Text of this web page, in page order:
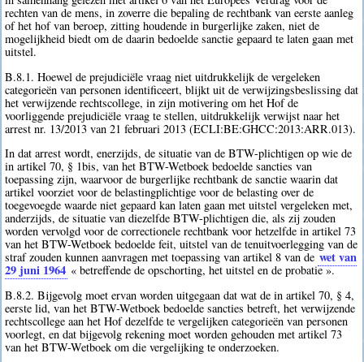
rechten van de mens, in zoverre die bepaling de rechtbank van eerste aanleg
of het hof van beroep, zitting houdende in burgerlijke zaken, niet de
mogelijkheid biedt om de daarin bedoelde sanctie gepaard te laten gaan met
uitstel.
B.8.1. Hoewel de prejudiciële vraag niet uitdrukkelijk de vergeleken
categorieën van personen identificeert, blijkt uit de verwijzingsbeslissing dat
het verwijzende rechtscollege, in zijn motivering om het Hof de
voorliggende prejudiciële vraag te stellen, uitdrukkelijk verwijst naar het
arrest nr. 13/2013 van 21 februari 2013 (ECLI:BE:GHCC:2013:ARR.013).
In dat arrest wordt, enerzijds, de situatie van de BTW-plichtigen op wie de
in artikel 70, § 1bis, van het BTW-Wetboek bedoelde sancties van
toepassing zijn, waarvoor de burgerlijke rechtbank de sanctie waarin dat
artikel voorziet voor de belastingplichtige voor de belasting over de
toegevoegde waarde niet gepaard kan laten gaan met uitstel vergeleken met,
anderzijds, de situatie van diezelfde BTW-plichtigen die, als zij zouden
worden vervolgd voor de correctionele rechtbank voor hetzelfde in artikel 73
van het BTW-Wetboek bedoelde feit, uitstel van de tenuitvoerlegging van de
straf zouden kunnen aanvragen met toepassing van artikel 8 van de wet van
29 juni 1964 « betreffende de opschorting, het uitstel en de probatie ».
B.8.2. Bijgevolg moet ervan worden uitgegaan dat wat de in artikel 70, § 4,
eerste lid, van het BTW-Wetboek bedoelde sancties betreft, het verwijzende
rechtscollege aan het Hof dezelfde te vergelijken categorieën van personen
voorlegt, en dat bijgevolg rekening moet worden gehouden met artikel 73
van het BTW-Wetboek om die vergelijking te onderzoeken.